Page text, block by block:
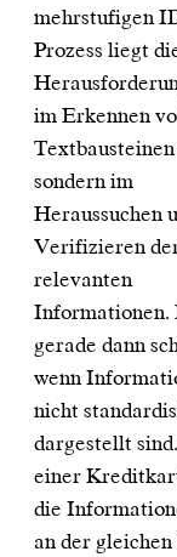
mehrstufigen
Prozess liegt
im Erkennen
sondern im
Heraussuchen
Verifizieren
relevanten
Informationen.
gerade dann
wenn
nicht
dargestellt
einer
die
an der